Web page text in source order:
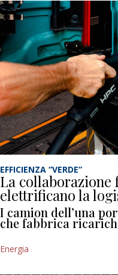
EFFICIENZA “VERDE”
La
elettrificano la
I camion dell’una
che fabbrica
Energia